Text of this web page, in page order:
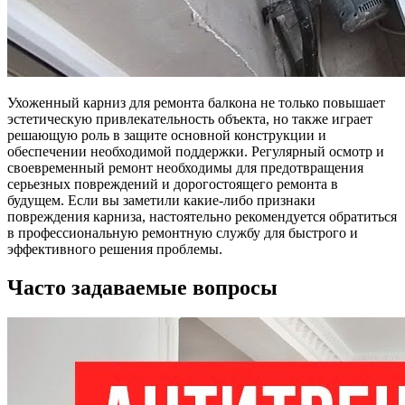
Ухоженный карниз для ремонта балкона не только повышает
эстетическую привлекательность объекта, но также играет
решающую роль в защите основной конструкции и
обеспечении необходимой поддержки. Регулярный осмотр и
своевременный ремонт необходимы для предотвращения
серьезных повреждений и дорогостоящего ремонта в
будущем. Если вы заметили какие-либо признаки
повреждения карниза, настоятельно рекомендуется обратиться
в профессиональную ремонтную службу для быстрого и
эффективного решения проблемы.
Часто задаваемые вопросы